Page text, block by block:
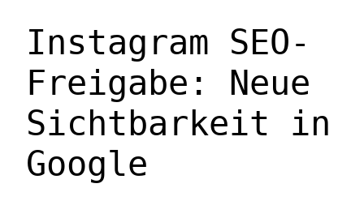
Instagram SEO-
Freigabe: Neue
Sichtbarkeit in
Google